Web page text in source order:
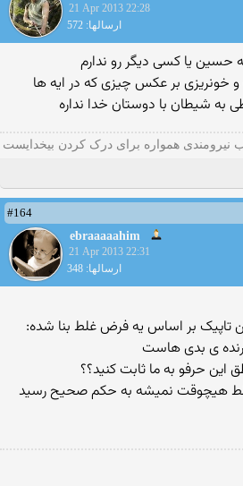
21 Apr 2013 22:28
ارسالها: 572
حسین یا کسی دیگر رو ندارم
بر عکس چیزی که در ایه ها
به شیطان با دوستان خدا نداره
همواره برای درک کردن بیخدایست
#164
ebraaaaahim
21 Apr 2013 22:31
ارسالها: 348
تاپیک بر اساس یه فرض غلط بنا شده:
این حرفو به ما ثابت کنید؟؟
غلط هیچوقت نمیشه به حکم صحیح رسید